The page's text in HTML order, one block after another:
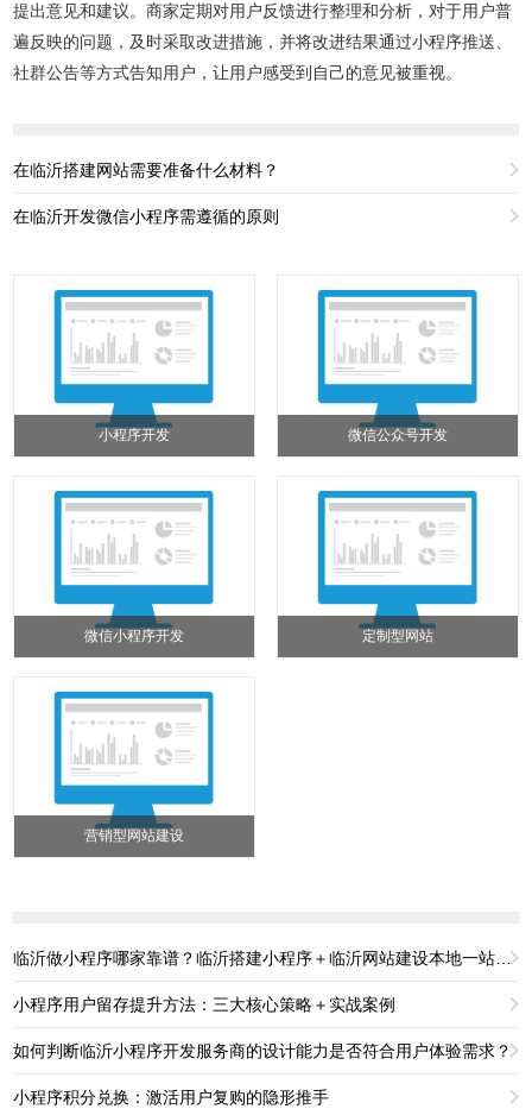
提出意见和建议。商家定期对用户反馈进行整理和分析，对于用户普
遍反映的问题，及时采取改进措施，并将改进结果通过小程序推送、
社群公告等方式告知用户，让用户感受到自己的意见被重视。
在临沂搭建网站需要准备什么材料？
在临沂开发微信小程序需遵循的原则
小程序开发 微信公众号开发
微信小程序开发 定制型网站
营销型网站建设
临沂做小程序哪家靠谱？临沂搭建小程序＋临沂网站建设本地一站式服务
小程序用户留存提升方法：三大核心策略＋实战案例
如何判断临沂小程序开发服务商的设计能力是否符合用户体验需求？
小程序积分兑换：激活用户复购的隐形推手